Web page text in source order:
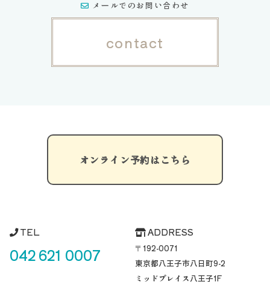
メールでのお問い合わせ
contact
オンライン予約はこちら
TEL
042 621 0007
ADDRESS
〒192-0071
東京都八王子市八日町9-2
ミッドプレイス八王子1F